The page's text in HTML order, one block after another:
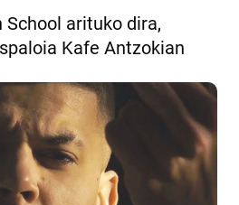
School arituko dira,
Kafe Antzokian